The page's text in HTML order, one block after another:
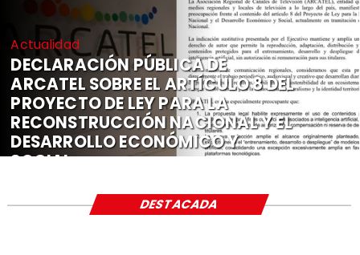
Actualidad
DECLARACIÓN PÚBLICA DE
ARCATEL SOBRE EL ARTÍCULO 8 DEL
PROYECTO DE LEY PARA LA
RECONSTRUCCIÓN NACIONAL Y EL
DESARROLLO ECONÓMICO Y
SOCIAL
DESTACADA